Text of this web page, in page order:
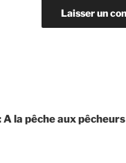
la pêche aux pêcheurs